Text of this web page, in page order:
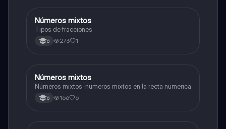
Matemáticas
Números mixtos
Tipos de fracciones
6 273 1
Matemáticas
Números mixtos
Números mixtos-numeros mixtos en la recta numerica
6 166 6